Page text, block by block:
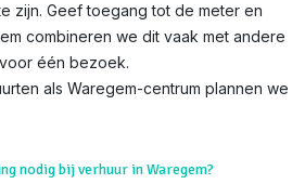
zijn. Geef toegang tot de meter en
combineren we dit vaak met andere
één bezoek.
als Waregem-centrum plannen we
nodig bij verhuur in Waregem?